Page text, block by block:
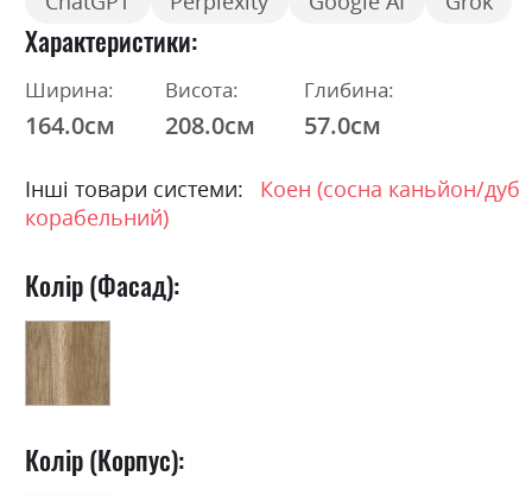
Характеристики
Ширина:
164.0см
Висота:
208.0см
Глибина:
57.0см
Інші товари системи:
Коен (сосна каньйон/дуб
корабельний)
Колір (Фасад):
Колір (Корпус):